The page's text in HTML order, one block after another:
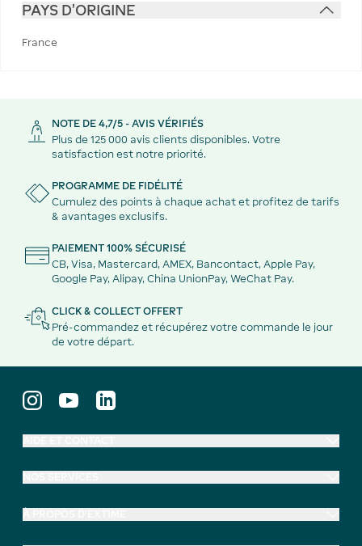
PAYS D'ORIGINE
France
NOTE DE 4,7/5 - AVIS VÉRIFIÉS
Plus de 125 000 avis clients disponibles. Votre
satisfaction est notre priorité.
PROGRAMME DE FIDÉLITÉ
Cumulez des points à chaque achat et profitez de tarifs
& avantages exclusifs.
PAIEMENT 100% SÉCURISÉ
CB, Visa, Mastercard, AMEX, Bancontact, Apple Pay,
Google Pay, Alipay, China UnionPay, WeChat Pay.
CLICK & COLLECT OFFERT
Pré-commandez et récupérez votre commande le jour
de votre départ.